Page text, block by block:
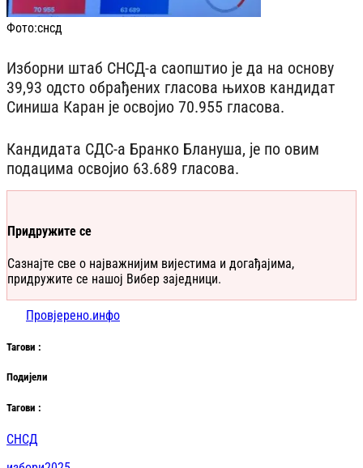
Фото:снсд
Изборни штаб СНСД-а саопштио је да на основу
39,93 одсто обрађених гласова њихов кандидат
Синиша Каран је освојио 70.955 гласова.
Кандидата СДС-а Бранко Блануша, је по овим
подацима освојио 63.689 гласова.
Придружите се
Сазнајте све о најважнијим вијестима и догађајима,
придружите се нашој Вибер заједници.
Провјерено.инфо
Тагови :
Подијели
Тагови :
СНСД